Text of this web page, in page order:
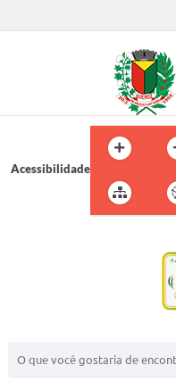
Acessibilidade